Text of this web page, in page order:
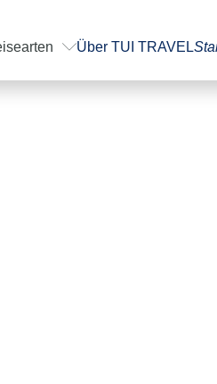
Über TUI TRAVEL